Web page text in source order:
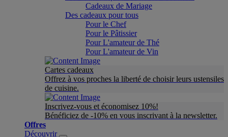
Cadeaux de Mariage
Des cadeaux pour tous
Pour le Chef
Pour le Pâtissier
Pour L'amateur de Thé
Pour L'amateur de Vin
Cartes cadeaux
Offrez à vos proches la liberté de choisir leurs ustensiles
de cuisine.
Inscrivez-vous et économisez 10%!
Bénéficiez de -10% en vous inscrivant à la newsletter.
Offres
Découvrir